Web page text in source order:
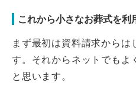
これから小さなお葬式を利
まず最初は資料請求からは
す。それからネットでもよ
と思います。